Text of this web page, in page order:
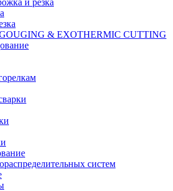
и резка
GOUGING & EXOTHERMIC CUTTING
систем